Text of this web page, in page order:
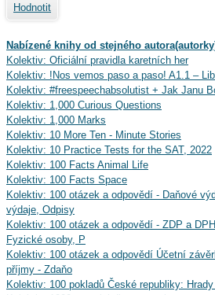
Hodnotit
Nabízené knihy od stejného
Kolektiv: Oficiální pravidla karetních her
Kolektiv: !Nos vemos paso a paso! A1.1 –
Kolektiv: #freespeechabsolutist + Jak Janu
Kolektiv: 1,000 Curious Questions
Kolektiv: 1,000 Marks
Kolektiv: 10 More Ten - Minute Stories
Kolektiv: 10 Practice Tests for the SAT, 2022
Kolektiv: 100 Facts Animal Life
Kolektiv: 100 Facts Space
Kolektiv: 100 otázek a odpovědí - Daňové
výdaje, Odpisy
Kolektiv: 100 otázek a odpovědí - ZDP a
Fyzické osoby, P
Kolektiv: 100 otázek a odpovědí Účetní
příjmy - Zdaňo
Kolektiv: 100 pokladů České republiky: